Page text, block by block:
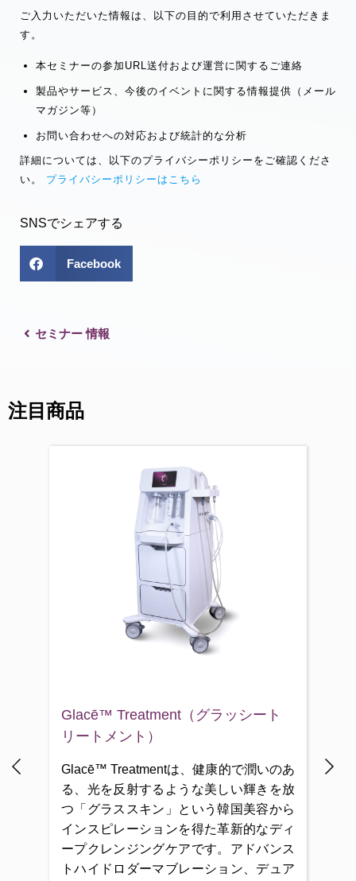
ご入力いただいた情報は、以下の目的で利用させていただきま
す。
本セミナーの参加URL送付および運営に関するご連絡
製品やサービス、今後のイベントに関する情報提供（メール
マガジン等）
お問い合わせへの対応および統計的な分析
詳細については、以下のプライバシーポリシーをご確認くださ
い。 プライバシーポリシーはこちら
SNSでシェアする
Facebook
セミナー 情報
注目商品
よ
Glacē™ Treatment（グラッシート
リートメント）
Glacē™ Treatmentは、健康的で潤いのあ
る、光を反射するような美しい輝きを放
つ「グラススキン」という韓国美容から
インスピレーションを得た革新的なディ
ープクレンジングケアです。アドバンス
トハイドロダーマブレーション、デュア